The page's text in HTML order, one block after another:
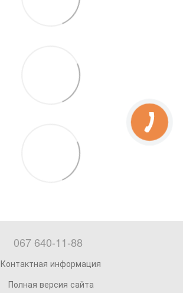
067 640-11-88
Контактная информация
Полная версия сайта